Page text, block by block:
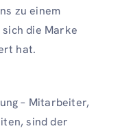
zu einem
die Marke
hat.
– Mitarbeiter,
sind der